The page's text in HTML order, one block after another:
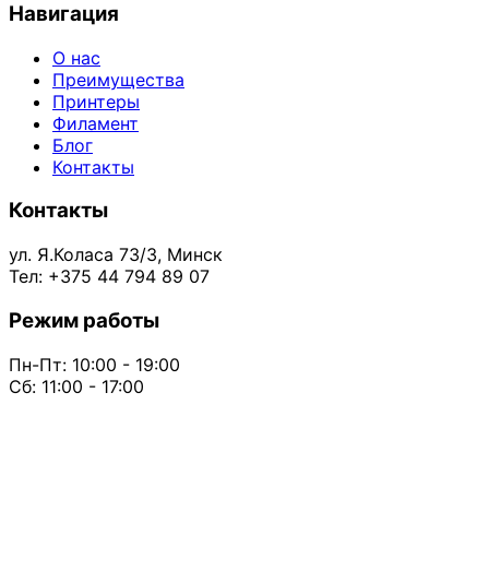
Навигация
О нас
Преимущества
Принтеры
Филамент
Блог
Контакты
Контакты
ул. Я.Коласа 73/3, Минск
Тел: +375 44 794 89 07
Режим работы
Пн-Пт: 10:00 - 19:00
Сб: 11:00 - 17:00